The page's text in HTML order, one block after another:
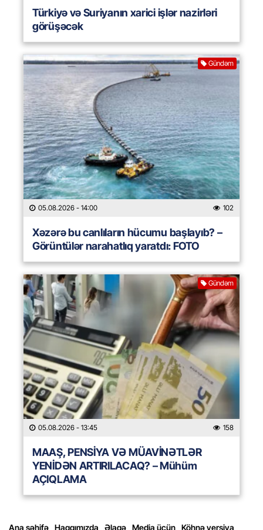
Türkiyə və Suriyanın xarici işlər nazirləri
görüşəcək
Gündəm
05.08.2026 - 14:00 102
Xəzərə bu canlıların hücumu başlayıb? –
Görüntülər narahatlıq yaratdı: FOTO
Gündəm
05.08.2026 - 13:45 158
MAAŞ, PENSİYA VƏ MÜAVİNƏTLƏR
YENİDƏN ARTIRILACAQ? – Mühüm
AÇIQLAMA
Ana səhifə Haqqımızda Əlaqə Media üçün Köhnə versiya